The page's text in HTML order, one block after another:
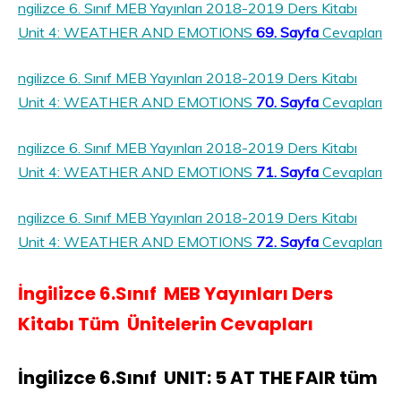
ngilizce 6. Sınıf MEB Yayınları 2018-2019 Ders Kitabı
Unit 4: WEATHER AND EMOTIONS 69. Sayfa Cevapları
ngilizce 6. Sınıf MEB Yayınları 2018-2019 Ders Kitabı
Unit 4: WEATHER AND EMOTIONS 70. Sayfa Cevapları
ngilizce 6. Sınıf MEB Yayınları 2018-2019 Ders Kitabı
Unit 4: WEATHER AND EMOTIONS 71. Sayfa Cevapları
ngilizce 6. Sınıf MEB Yayınları 2018-2019 Ders Kitabı
Unit 4: WEATHER AND EMOTIONS 72. Sayfa Cevapları
İngilizce6.Sınıf MEB Yayınları Ders
Kitabı Tüm Ünitelerin Cevapları
İngilizce 6.Sınıf UNIT: 5 AT THE FAIR tüm